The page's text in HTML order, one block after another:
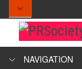
NAVIGATION